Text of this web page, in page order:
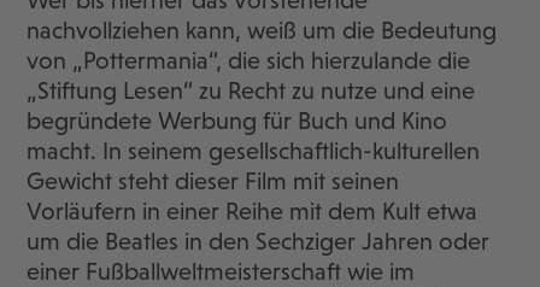
nachvollziehen kann, weiß um die Bedeutung
von „Pottermania“, die sich hierzulande die
„Stiftung Lesen“ zu Recht zu nutze und eine
begründete Werbung für Buch und Kino
macht. In seinem gesellschaftlich-kulturellen
Gewicht steht dieser Film mit seinen
Vorläufern in einer Reihe mit dem Kult etwa
um die Beatles in den Sechziger Jahren oder
einer Fußballweltmeisterschaft wie im